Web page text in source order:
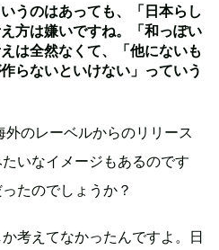
うのはあっても、「日本らし
方は嫌いですね。「和っぽい
は全然なくて、「他にないも
らないといけない」っていう
のレーベルからのリリース
いなイメージもあるのです
たのでしょうか？
か考えてなかったんですよ。日